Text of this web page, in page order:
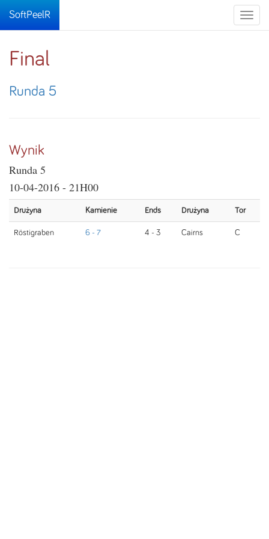
Toggle
SoftPeelR
Final
Runda 5
Wynik
Runda 5
10-04-2016 - 21H00
Drużyna Kamienie Ends Drużyna Tor
Röstigraben 6 - 7 4 - 3 Cairns C